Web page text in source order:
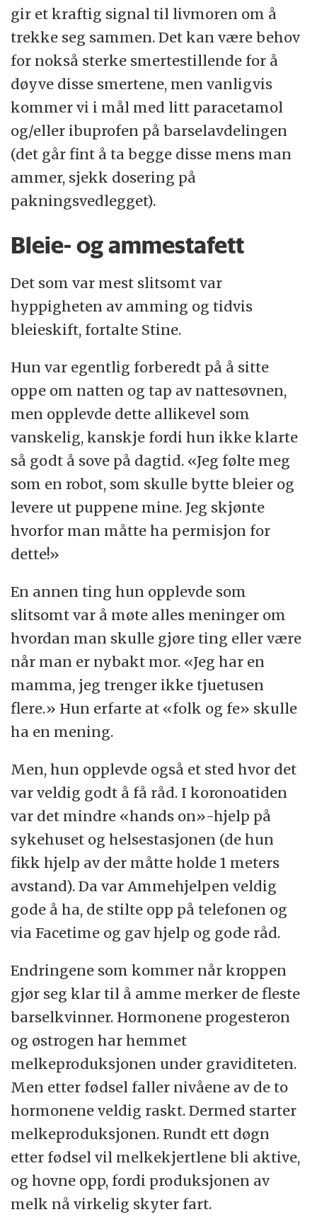
gir et kraftig signal til livmoren om å
trekke seg sammen. Det kan være behov
for nokså sterke smertestillende for å
døyve disse smertene, men vanligvis
kommer vi i mål med litt paracetamol
og/eller ibuprofen på barselavdelingen
(det går fint å ta begge disse mens man
ammer, sjekk dosering på
pakningsvedlegget).
Bleie- og ammestafett
Det som var mest slitsomt var
hyppigheten av amming og tidvis
bleieskift, fortalte Stine.
Hun var egentlig forberedt på å sitte
oppe om natten og tap av nattesøvnen,
men opplevde dette allikevel som
vanskelig, kanskje fordi hun ikke klarte
så godt å sove på dagtid. «Jeg følte meg
som en robot, som skulle bytte bleier og
levere ut puppene mine. Jeg skjønte
hvorfor man måtte ha permisjon for
dette!»
En annen ting hun opplevde som
slitsomt var å møte alles meninger om
hvordan man skulle gjøre ting eller være
når man er nybakt mor. «Jeg har en
mamma, jeg trenger ikke tjuetusen
flere.» Hun erfarte at «folk og fe» skulle
ha en mening.
Men, hun opplevde også et sted hvor det
var veldig godt å få råd. I koronoatiden
var det mindre «hands on»-hjelp på
sykehuset og helsestasjonen (de hun
fikk hjelp av der måtte holde 1 meters
avstand). Da var Ammehjelpen veldig
gode å ha, de stilte opp på telefonen og
via Facetime og gav hjelp og gode råd.
Endringene som kommer når kroppen
gjør seg klar til å amme merker de fleste
barselkvinner. Hormonene progesteron
og østrogen har hemmet
melkeproduksjonen under graviditeten.
Men etter fødsel faller nivåene av de to
hormonene veldig raskt. Dermed starter
melkeproduksjonen. Rundt ett døgn
etter fødsel vil melkekjertlene bli aktive,
og hovne opp, fordi produksjonen av
melk nå virkelig skyter fart.